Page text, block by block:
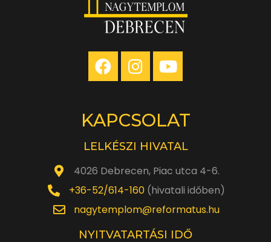
KAPCSOLAT
LELKÉSZI HIVATAL
4026 Debrecen, Piac utca 4-6.
+36-52/614-160(hivatali időben)
nagytemplom@reformatus.hu
NYITVATARTÁSI IDŐ